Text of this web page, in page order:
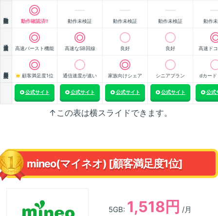
動作確認済!! 動作未検証 動作未検証 動作未検証 動作
高速バースト機能 高速なSB回線 良好 良好 高速ド
顧客満足度1位 通信速度が速い 家族向けシェア シニアプラン dカード
公式サイト 公式サイト 公式サイト 公式サイト 公式
↑この表は横スライドできます。
mineo(マイネオ) [顧客満足度1位]
5GB: 1,518円 /月